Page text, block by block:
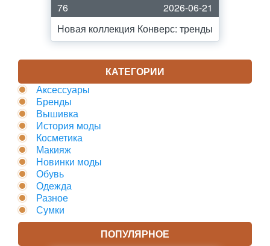
76
2026-06-21
Новая коллекция Конверс: тренды
КАТЕГОРИИ
Аксессуары
Бренды
Вышивка
История моды
Косметика
Макияж
Новинки моды
Обувь
Одежда
Разное
Сумки
ПОПУЛЯРНОЕ